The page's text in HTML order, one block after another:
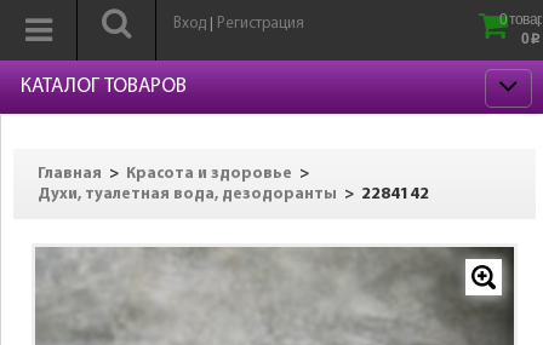
Вход Регистрация
0
0 p
КАТАЛОГ ТОВАРОВ
Главная > Красота и здоровье >
Духи, туалетная вода, дезодоранты > 2284142